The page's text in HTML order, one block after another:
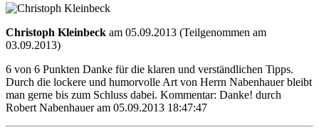
Christoph Kleinbeck am 05.09.2013 (Teilgenommen am
03.09.2013)
6 von 6 Punkten Danke für die klaren und verständlichen Tipps.
Durch die lockere und humorvolle Art von Herrn Nabenhauer bleibt
man gerne bis zum Schluss dabei. Kommentar: Danke! durch
Robert Nabenhauer am 05.09.2013 18:47:47